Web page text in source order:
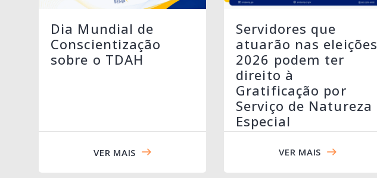
Dia Mundial de
Conscientização
sobre o TDAH
VER MAIS
Servidores que
atuarão nas eleições
2026 podem ter
direito à
Gratificação por
Serviço de Natureza
Especial
VER MAIS